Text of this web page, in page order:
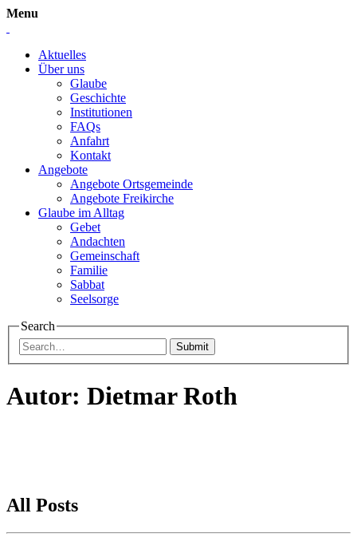
Menu
Aktuelles
Über uns
Glaube
Geschichte
Institutionen
FAQs
Anfahrt
Kontakt
Angebote
Angebote Ortsgemeinde
Angebote Freikirche
Glaube im Alltag
Gebet
Andachten
Gemeinschaft
Familie
Sabbat
Seelsorge
Search
Submit
Autor: Dietmar Roth
All Posts